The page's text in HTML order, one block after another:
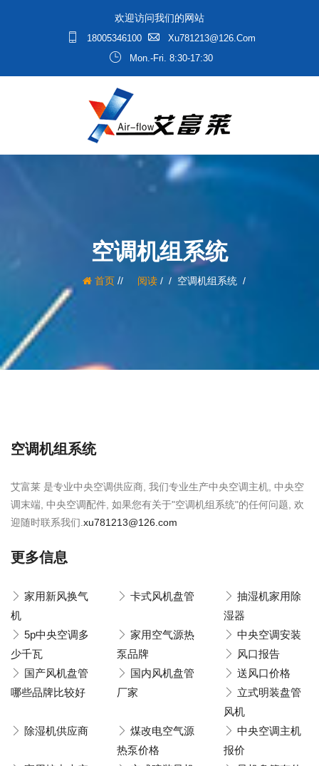
欢迎访问我们的网站
18005346100
Xu781213@126.com
Mon.-Fri. 8:30-17:30
空调机组系统
首页/ 阅读/ 空调机组系统
空调机组系统
艾富莱 是专业中央空调供应商, 我们专业生产中央空调主机, 中央空
调末端, 中央空调配件, 如果您有关于"空调机组系统"的任何问题, 欢
迎随时联系我们. xu781213@126.com
更多信息
家用新风换气
机
卡式风机盘管
抽湿机家用除
湿器
5p中央空调多
少千瓦
家用空气源热
泵品牌
中央空调安装
风口报告
国产风机盘管
哪些品牌比较好
国内风机盘管
厂家
送风口价格
立式明装盘管
风机
除湿机供应商
煤改电空气源
热泵价格
中央空调主机
报价